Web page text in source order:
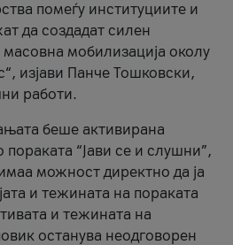
помеѓу институциите и
да создадат силен
мобилизација околу
изјави Панче Тошковски,
работи.
беше активирана
“Јави се и слушни”,
можност директно да ја
и тежината на пораката
и тежината на
останува неодговорен